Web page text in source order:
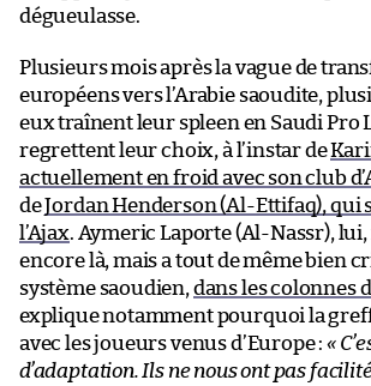
dégueulasse.
Plusieurs mois après la vague de
européens vers l’Arabie saoudite,
eux traînent leur spleen en Saudi Pro
regrettent leur choix, à l’instar de
actuellement en froid avec son club
deJordan Henderson (Al-Ettifaq), qui
l’Ajax. Aymeric Laporte (Al-Nassr), lui,
encore là, mais a tout de même bien
système saoudien, dans les colonnes
explique notamment pourquoi la
avec les joueurs venus d’Europe : «
d’adaptation. Ils ne nous ont pas